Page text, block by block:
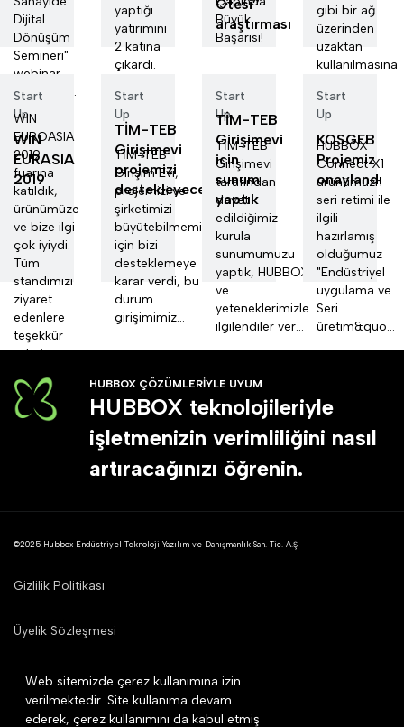
Web sitemizde çerez kullanımına izin
verilmektedir. Site kullanıma devam
ederek, çerez kullanımını da kabul etmiş
Dijital
Dönüşüm
Semineri"
webinar
programı...
yaptığı
yatırımını
2 katına
çıkardı.
Ötesi’’
araştırması
Büyük
Başarısı!
gibi bir ağ
üzerinden
uzaktan
kullanılmasına
Start
Up
WIN
EURASIA
2019
WIN
EUROASIA
2019
fuarına
katıldık,
ürünümüze
ve bize ilgi
çok iyiydi.
Tüm
standımızı
ziyaret
edenlere
teşekkür
ederiz.
Start
Up
TİM-TEB
Girişimevi
projemizi
destekleyecek
TİM-TEB
Girişim Evi,
projemizi ve
şirketimizi
büyütebilmemiz
için bizi
desteklemeye
karar verdi, bu
durum
girişimimiz...
Start
Up
TİM-TEB
Girişimevi
için
sunum
yaptık
TİM-TEB
Girişimevi
tarafından
davet
edildiğimiz
kurula
sunumumuzu
yaptık, HUBBOX
ve
yeteneklerimizle
ilgilendiler ver...
Start
Up
KOSGEB
Projemiz
onaylandı
HUBBOX
Connect X1
ürünümüzn
seri retimi ile
ilgili
hazırlamış
olduğumuz
"Endüstriyel
uygulama ve
Seri
üretim&quo...
HUBBOX ÇÖZÜMLERİYLE UYUM
HUBBOX teknolojileriyle
işletmenizin verimliliğini nasıl
artıracağınızı öğrenin.
©2025 Hubbox Endüstriyel Teknoloji Yazılım ve Danışmanlık San. Tic. A.Ş
Gizlilik Politikası
Üyelik Sözleşmesi
Mesafeli Satış Sözleşmesi
Çerez Politikası